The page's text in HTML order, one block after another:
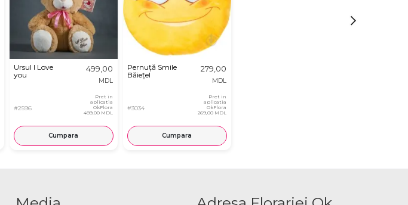
Ursul I Love
you
#2596
499,00
MDL
Pret in
aplicatia
OkFlora
489,00 MDL
Cumpara
Pernuță Smile
Băiețel
#3034
279,00
MDL
Pret in
aplicatia
OkFlora
269,00 MDL
Cumpara